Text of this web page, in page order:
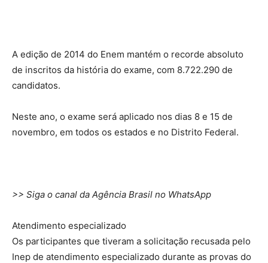
A edição de 2014 do Enem mantém o recorde absoluto
de inscritos da história do exame, com 8.722.290 de
candidatos.
Neste ano, o exame será aplicado nos dias 8 e 15 de
novembro, em todos os estados e no Distrito Federal.
>> Siga o canal da Agência Brasil no WhatsApp
Atendimento especializado
Os participantes que tiveram a solicitação recusada pelo
Inep de atendimento especializado durante as provas do